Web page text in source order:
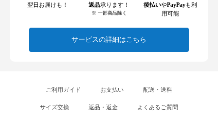
翌日お届けも！
返品承ります！
※ 一部商品除く
後払いやPayPayも利
用可能
サービスの詳細はこちら
ご利用ガイド お支払い 配送・送料
サイズ交換 返品・返金 よくあるご質問